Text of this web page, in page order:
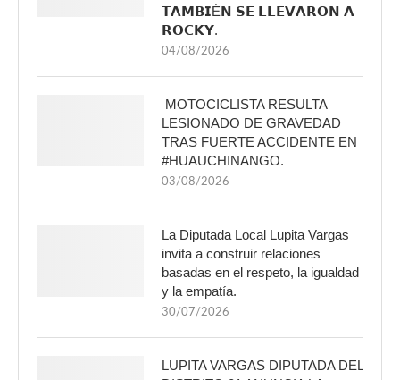
𝗧𝗔𝗠𝗕𝗜É𝗡 𝗦𝗘 𝗟𝗟𝗘𝗩𝗔𝗥𝗢𝗡 𝗔
𝗥𝗢𝗖𝗞𝗬.
04/08/2026
MOTOCICLISTA RESULTA
LESIONADO DE GRAVEDAD
TRAS FUERTE ACCIDENTE EN
#HUAUCHINANGO.
03/08/2026
La Diputada Local Lupita Vargas
invita a construir relaciones
basadas en el respeto, la igualdad
y la empatía.
30/07/2026
LUPITA VARGAS DIPUTADA DEL